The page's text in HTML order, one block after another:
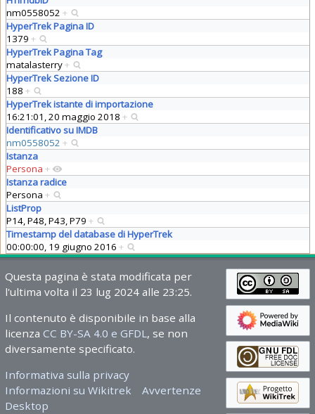
nm0558052 +
HyperTrek Pagina ID
1379 +
HyperTrek Pagina Tag
matalasterry+
HyperTrek Sezione ID
188 +
HyperTrek istante di importazione
16:21:01, 20 maggio 2018 +
Identificativo su IMDB
nm0558052 +
Istanza
Persona +
Istanza radice
Persona +
ListProp
P14, P48, P43, P79 +
Timestamp del database di HyperTrek
00:00:00, 19 giugno 2016 +
Questa pagina è stata modificata per
l'ultima volta il 23 lug 2024 alle 23:25.
Il contenuto è disponibile in base alla
licenza CC BY-SA 4.0 e GFDL, se non
diversamente specificato.
Informativa sulla privacy
Informazioni su Wikitrek
Avvertenze
Desktop